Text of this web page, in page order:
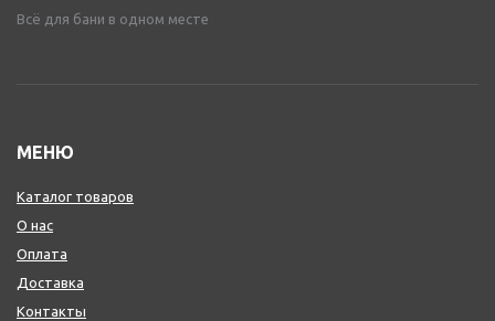
Всё для бани в одном месте
МЕНЮ
Каталог товаров
О нас
Оплата
Доставка
Контакты